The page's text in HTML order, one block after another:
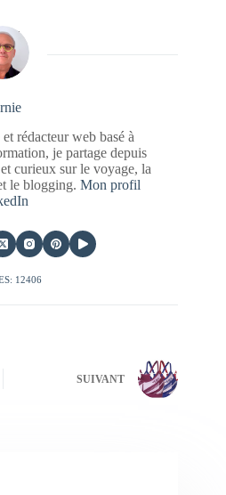
rédacteur web basé à
je partage depuis
curieux sur le voyage, la
le blogging. Mon profil
12406
SUIVANT